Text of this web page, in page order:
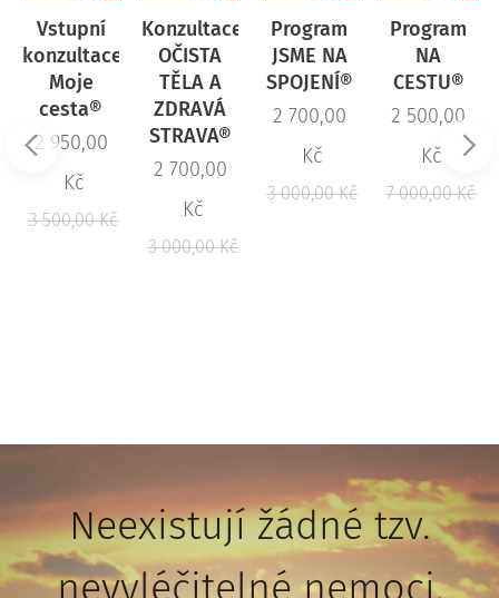
Vstupní
konzultace
Moje
cesta®
2 950,00
Kč
3 500,00Kč
Konzultace
OČISTA
TĚLA A
ZDRAVÁ
STRAVA®
2 700,00
Kč
3 000,00Kč
Program
JSME NA
SPOJENÍ®
2 700,00
Kč
3 000,00Kč
Program
NA
CESTU®
2 500,00
Kč
7 000,00Kč
Neexistují žádné tzv.
nevyléčitelné nemoci,